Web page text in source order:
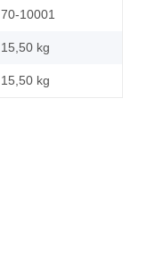
70-10001
15,50 kg
15,50 kg